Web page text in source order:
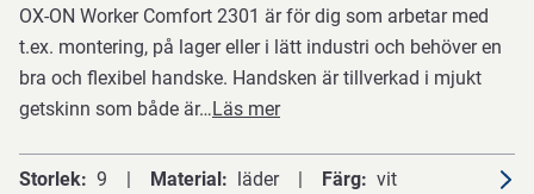
OX-ON Worker Comfort 2301 är för dig som arbetar med
t.ex. montering, på lager eller i lätt industri och behöver en
bra och flexibel handske. Handsken är tillverkad i mjukt
getskinn som både är…Läs mer
Storlek 9 Material läder Färg vit